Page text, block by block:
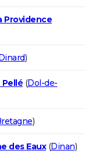
Providence
)
(Dol-de-
)
des Eaux(Dinan)